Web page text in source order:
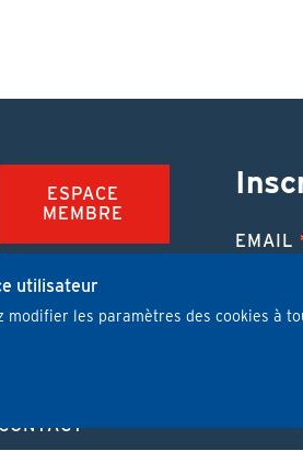
ESPACE
MEMBRE
FAQ
EMAIL
J'ai
utilisateur
modifier les paramètres des cookies à